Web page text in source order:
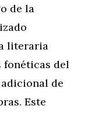
de la
literaria
fonéticas del
de
Este